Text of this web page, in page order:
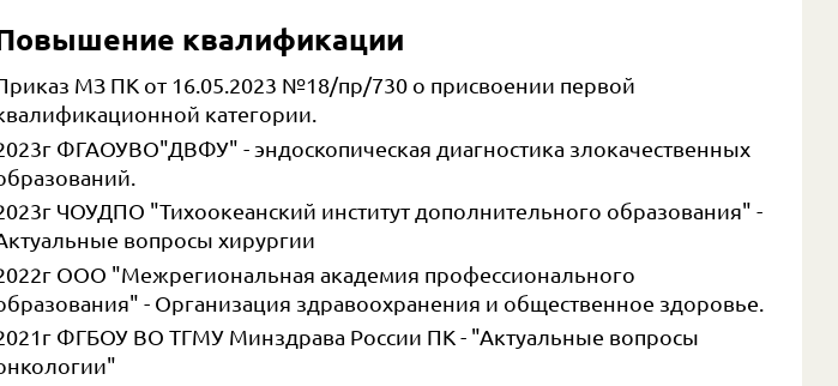
квалификации
МЗ ПК от 16.05.2023 №18/пр/730 о присвоении первой
категории.
ФГАОУВО"ДВФУ" - эндоскопическая диагностика злокачественных
ЧОУДПО "Тихоокеанский институт дополнительного образования" -
вопросы хирургии
ООО "Межрегиональная академия профессионального
- Организация здравоохранения и общественное здоровье.
ФГБОУ ВО ТГМУ Минздрава России ПК - "Актуальные вопросы